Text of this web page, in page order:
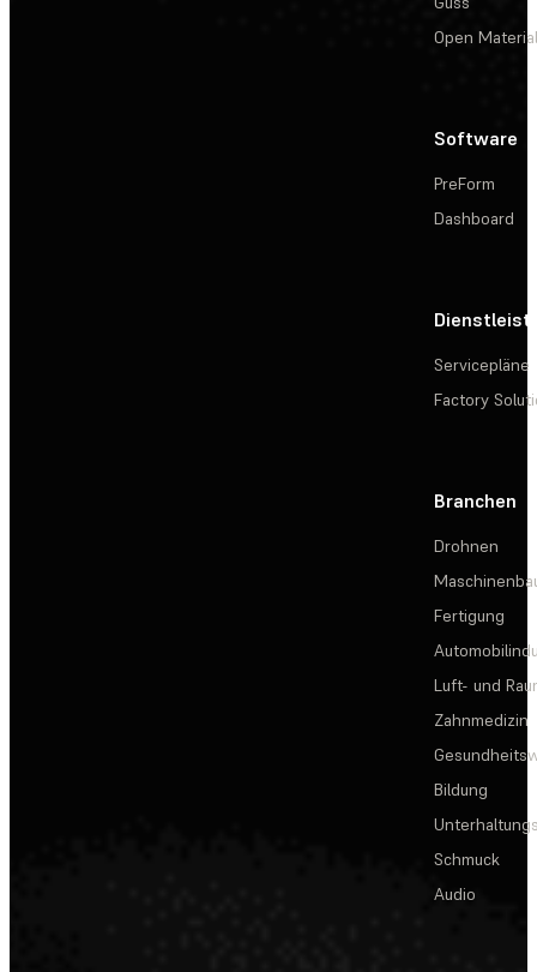
Open
Software
PreForm
Dashboard
Servicepläne
Factory
Branchen
Drohnen
Fertigung
Luft- und
Zahnmedizin
Bildung
Schmuck
Audio